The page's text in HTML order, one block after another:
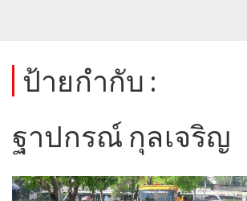
ป้ายกำกับ :
ฐาปกรณ์ กุลเจริญ